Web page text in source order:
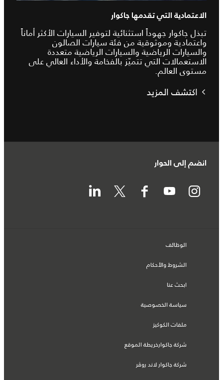
الاعتمادية التي تقدمها جاكوار
تبذل جاكوار جهوداً استثنائية لتوفير السيارات الأكثر أماناً
واعتمادية وموثوقية من فئة سيارات الصالون
والسيارات الرياضية والسيارات الرياضية متعددة
الاستعمالات التي تتميّز بالفخامة والأداء العالي على
مستوى العالم.
اكتشف المزيد
انضم إلى الحوار
الوظائف
الشروط والأحكام
ابحث عنا
سياسة الخصوصية
ملفات الكوكيز
شركة جاكوارخريطة الموقع
شركة جاكوار لاند روڤر